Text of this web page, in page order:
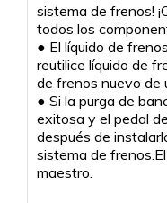
sistema de frenos!
todos los
● El líquido de
reutilice líquido de
de frenos nuevo de
● Si la purga de
exitosa y el pedal
después de
sistema de
maestro.